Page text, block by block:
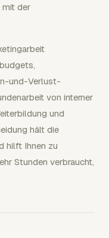
mit der
und-Verlust-
von interner
und
hält die
hilft Ihnen zu
Stunden verbraucht,